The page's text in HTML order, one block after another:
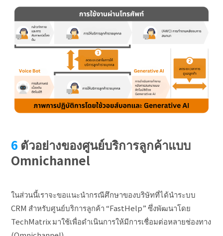
ตัวอย่างของศูนย์บริการลูกค้าแบบ
Omnichannel
ในส่วนนี้เราจะขอแนะนำกรณีศึกษาของบริษัทที่ได้นำระบบ
CRM สำหรับศูนย์บริการลูกค้า “FastHelp” ซึ่งพัฒนาโดย
TechMatrix มาใช้เพื่อดำเนินการให้มีการเชื่อมต่อหลายช่องทาง